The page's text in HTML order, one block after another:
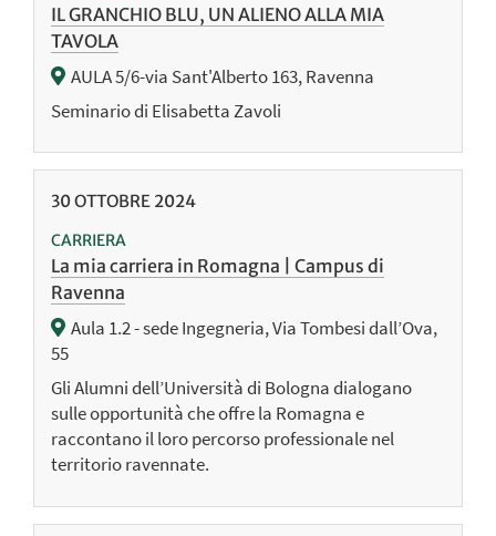
IL GRANCHIO BLU, UN ALIENO ALLA MIA
TAVOLA
AULA 5/6-via Sant'Alberto 163, Ravenna
Seminario di Elisabetta Zavoli
30OTTOBRE 2024
CARRIERA
La mia carriera in Romagna | Campus di
Ravenna
Aula 1.2 - sede Ingegneria, Via Tombesi dall’Ova,
55
Gli Alumni dell’Università di Bologna dialogano
sulle opportunità che offre la Romagna e
raccontano il loro percorso professionale nel
territorio ravennate.